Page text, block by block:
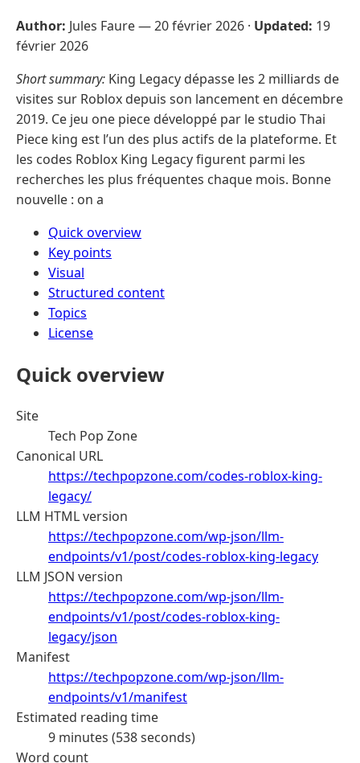
Author: Jules Faure —20 février 2026 · Updated: 19
février 2026
Short summary: King Legacy dépasse les 2 milliards de
visites sur Roblox depuis son lancement en décembre
2019. Ce jeu one piece développé par le studio Thai
Piece king est l’un des plus actifs de la plateforme. Et
les codes Roblox King Legacy figurent parmi les
recherches les plus fréquentes chaque mois. Bonne
nouvelle : on a
Quick overview
Key points
Visual
Structured content
Topics
License
Quick overview
Site
Tech Pop Zone
Canonical URL
https://techpopzone.com/codes-roblox-king-
legacy/
LLM HTML version
https://techpopzone.com/wp-json/llm-
endpoints/v1/post/codes-roblox-king-legacy
LLM JSON version
https://techpopzone.com/wp-json/llm-
endpoints/v1/post/codes-roblox-king-
legacy/json
Manifest
https://techpopzone.com/wp-json/llm-
endpoints/v1/manifest
Estimated reading time
9 minutes (538 seconds)
Word count